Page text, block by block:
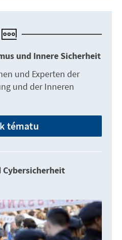
und Innere Sicherheit
und Experten der
und der Inneren
tématu